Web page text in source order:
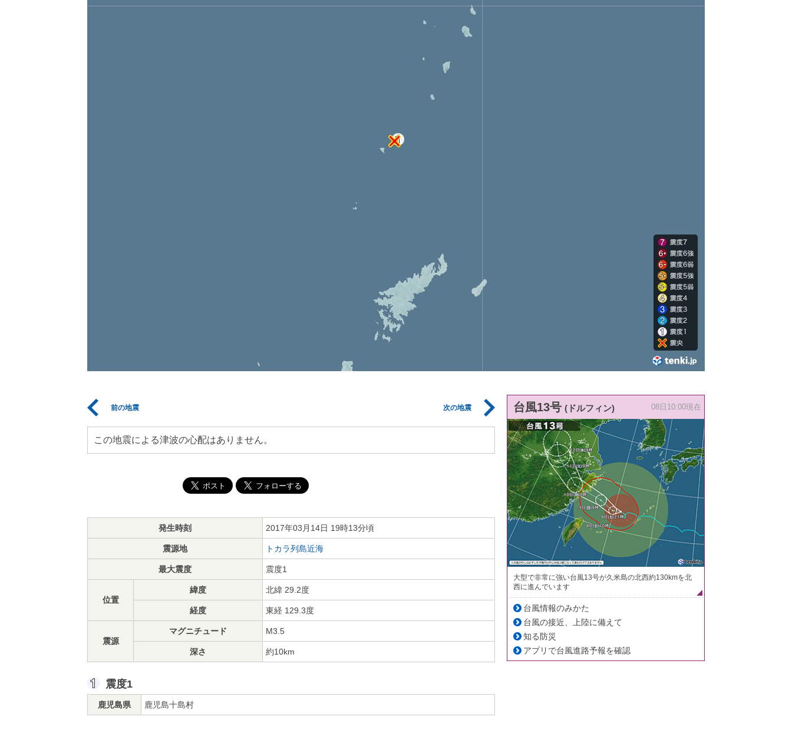
前の地震 次の地震
この地震による津波の心配はありません。
発生時刻 2017年03月14日 19時13分頃
震源地 トカラ列島近海
最大震度 震度1
位置
緯度 北緯 29.2度
経度 東経 129.3度
震源
マグニチュード M3.5
深さ 約10km
震度1
鹿児島県 鹿児島十島村
台風13号 (ドルフィン) 08日10:00現在
大型で非常に強い台風13号が久米島の北西約130kmを北
西に進んでいます
台風情報のみかた
台風の接近、上陸に備えて
知る防災
アプリで台風進路予報を確認